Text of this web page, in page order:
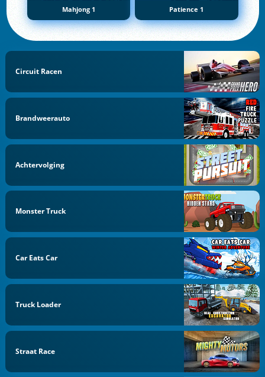
Mahjong 1 Patience 1
Circuit Racen
Brandweerauto
Achtervolging
Monster Truck
Car Eats Car
Truck Loader
Straat Race